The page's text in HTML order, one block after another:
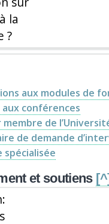
la
?
aux modules de
conférences
membre de
de demande
spécialisée
et soutiens